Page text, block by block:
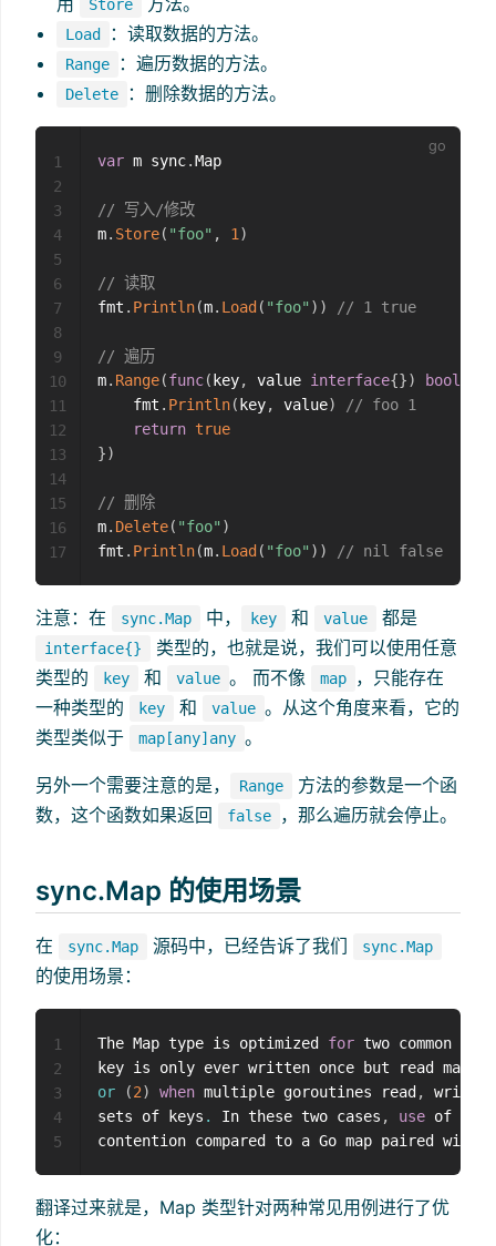
Store
Load ：读取数据的方法。
Range ：遍历数据的方法。
Delete ：删除数据的方法。
var m sync.Map
// 写入/修改
m. Store( "foo" , 1 )
// 读取
fmt . Println(m. Load( "foo" ) ) // 1 true
// 遍历
m. Range(func(key, value interface{}) bool
    fmt
. Println(key, value)
// foo 1
return true
})
// 删除
m. Delete( "foo" )
fmt . Println(m. Load( "foo" ) ) // nil false
1
2
3
4
5
6
7
8
9
10
11
12
13
14
15
16
17
注意：在 sync.Map 中， key 和 value 都是
interface{}
类型的，也就是说，我们可以使用任意
类型的
key 和 value 。 而不像 map
，只能存在
一种类型的
key 和 value 。从这个角度来看，它的
类型类似于
map[any]any 。
另外一个需要注意的是， Range
方法的参数是一个函
数，这个函数如果返回
false ，那么遍历就会停止。
sync.Map 的使用场景
在 sync.Map 源码中，已经告诉了我们 sync.Map
的使用场景：
The Map type is optimized for two common
key is only ever written once but read many
or
(2) when multiple goroutines read , write
sets of keys . In these two cases , use of a
contention compared to a Go map paired with
1
2
3
4
5
翻译过来就是，Map 类型针对两种常见用例进行了优
化：